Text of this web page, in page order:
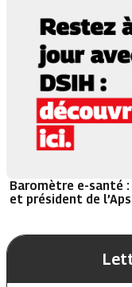
Baromètre e-santé
et président de